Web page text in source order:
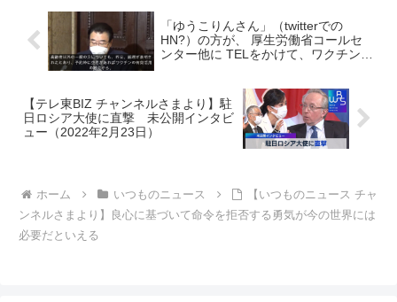
「ゆうこりんさん」（twitterでの
HN?）の方が、 厚生労働省コールセ
ンター他に TELをかけて、ワクチンや
シェアします。
【テレ東BIZ チャンネルさまより】駐
日ロシア大使に直撃 未公開インタビ
ュー（2022年2月23日）
ホーム いつものニュース
【いつものニュース チャ
ンネルさまより】良心に基づいて命令を拒否する勇気が今の世界には
必要だといえる